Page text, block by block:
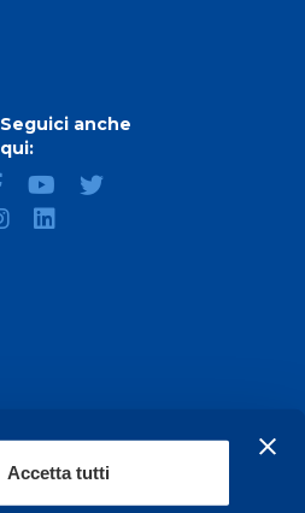
Accetta tutti
Seguici anche
qui: